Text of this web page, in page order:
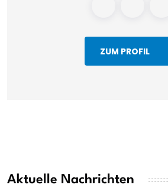
ZUM PROFIL
Aktuelle Nachrichten